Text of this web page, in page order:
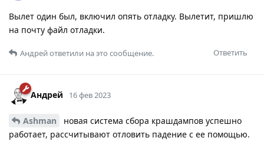
Вылет один был, включил опять отладку. Вылетит, пришлю
на почту файл отладки.
Ответить
Андрейответили на это сообщение.
Андрей 16 фев 2023
Ashman
новая система сбора крашдампов успешно
работает, рассчитывают отловить падение с ее помощью.